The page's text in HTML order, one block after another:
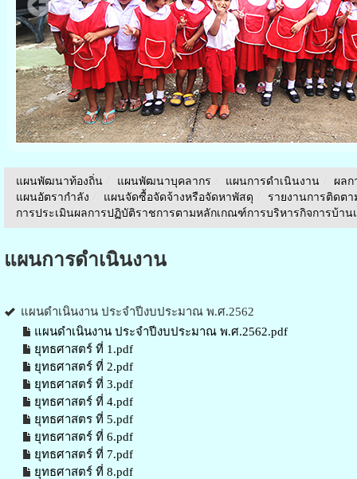
แผนพัฒนาท้องถิ่น / แผนพัฒนาบุคลากร / แผนการดำเนินงาน /
ผลก
แผนอัตรากำลัง / แผนจัดซื้อจัดจ้างหรือจัดหาพัสดุ / รายงานการติดต
การประเมินผลการปฏิบัติราชการตามหลักเกณฑ์การบริหารกิจการบ้าน
แผนการดำเนินงาน
แผนดำเนินงาน ประจำปีงบประมาณ พ.ศ.2562
แผนดำเนินงาน ประจำปีงบประมาณ พ.ศ.2562.pdf
ยุทธศาสตร์ ที่ 1.pdf
ยุทธศาสตร์ ที่ 2.pdf
ยุทธศาสตร์ ที่ 3.pdf
ยุทธศาสตร์ ที่ 4.pdf
ยุทธศาสตร ที่ 5.pdf
ยุทธศาสตร์ ที่ 6.pdf
ยุทธศาสตร์ ที่ 7.pdf
ยุทธศาสตร์ ที่ 8.pdf